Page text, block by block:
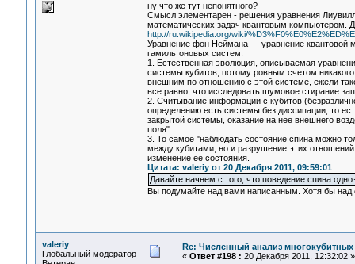
ну что же тут непонятного?
Смысл элементарен - решения уравнения
математических задач квантовым компьютером.
http://ru.wikipedia.org/wiki/
Уравнение фон Неймана — уравнение квантовой
гамильтоновых систем.
1. Естественная эволюция, описываемая
системы кубитов, потому ровным счетом
внешним по отношению с этой системе, ежели
все равно, что исследовать шумовое стирание
2. Считывание информации с кубитов
определению есть системы без диссипации, то
закрытой системы, оказание на нее внешнего
поля".
3. То самое "наблюдать состояние спина можно
между кубитами, но и разрушение этих
изменение ее состояния.
Цитата: valeriy от 20 Декабря 2011, 09:59:01
Давайте начнем с того, что поведение спина
Вы подумайте над вами написанным. Хотя бы над
valeriy
Глобальный модератор
Re: Численный анализ многокубитных
« Ответ #198 : 20 Декабря 2011, 12:32:02 »